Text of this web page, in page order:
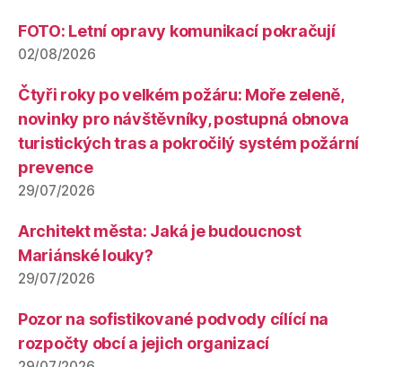
FOTO: Letní opravy komunikací pokračují
02/08/2026
Čtyři roky po velkém požáru: Moře zeleně,
novinky pro návštěvníky, postupná obnova
turistických tras a pokročilý systém požární
prevence
29/07/2026
Architekt města: Jaká je budoucnost
Mariánské louky?
29/07/2026
Pozor na sofistikované podvody cílící na
rozpočty obcí a jejich organizací